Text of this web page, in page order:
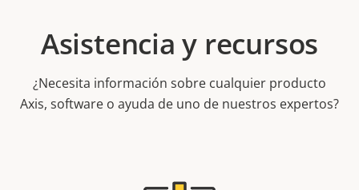
Asistencia y recursos
¿Necesita información sobre cualquier producto
Axis, software o ayuda de uno de nuestros expertos?